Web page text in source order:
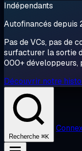
Indépendants
Autofinancés depuis
Pas de VCs, pas de
surfacturer la sortie
000+ développeurs,
Découvrir notre
Recherche ⌘K